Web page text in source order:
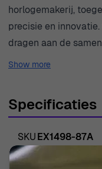
horlogemakerij,
precisie en
dragen aan de
vakmanschap,
duurzaamheid door
energie te voorzien,
wordt verminderd.
Show more
Specificaties
SKUEX1498-87A
EAN